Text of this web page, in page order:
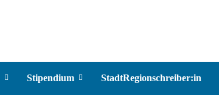
Stipendium StadtRegionschreiber:in